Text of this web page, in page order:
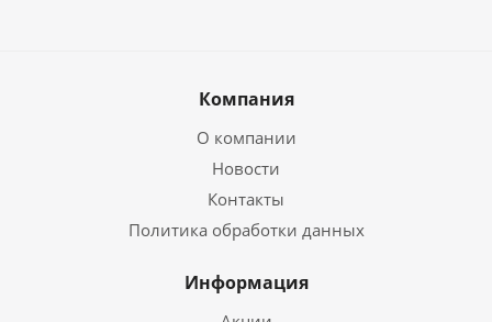
Компания
О компании
Новости
Контакты
Политика обработки данных
Информация